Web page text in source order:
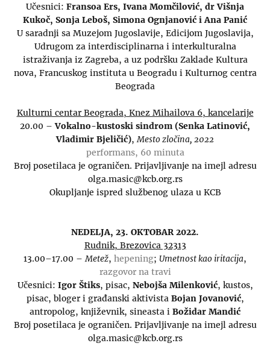
Učesnici: Fransoa Ers, Ivana Momčilović, dr Višnja
Kukoč, Sonja Leboš, Simona Ognjanović i Ana Panić
U saradnji sa Muzejom Jugoslavije, Edicijom Jugoslavija,
Udrugom za interdisciplinarna i interkulturalna
istraživanja iz Zagreba, a uz podršku Zaklade Kultura
nova, Francuskog instituta u Beogradu i Kulturnog centra
Beograda
Kulturni centar Beograda, Knez Mihailova 6, kancelarije
20.00 –Vokalno-kustoski sindrom (Senka Latinović,
Vladimir Bjeličić),Mesto zločina, 2022
performans, 60 minuta
Broj posetilaca je ograničen. Prijavljivanje na imejl adresu
olga.masic@kcb.org.rs
Okupljanje ispred službenog ulaza u KCB
NEDELJA, 23. OKTOBAR 2022.
Rudnik, Brezovica 32313
13.00–17.00 –Metež, hepening; Umetnost kao iritacija,
razgovor na travi
Učesnici: Igor Štiks, pisac, Nebojša Milenković, kustos,
pisac, bloger i građanski aktivista Bojan Jovanović,
antropolog, književnik, sineasta i Božidar Mandić
Broj posetilaca je ograničen. Prijavljivanje na imejl adresu
olga.masic@kcb.org.rs